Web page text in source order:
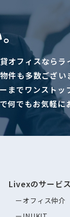
オフィスならラ
も多数ござい
までワンストッ
でもお気軽に
Livexのサービス
オフィス仲介